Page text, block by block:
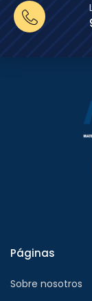
Páginas
Sobre nosotros